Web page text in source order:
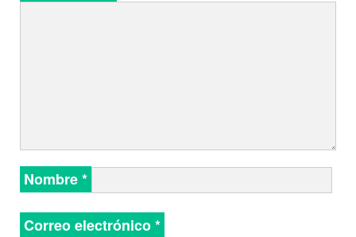
Nombre*
Correo electrónico*